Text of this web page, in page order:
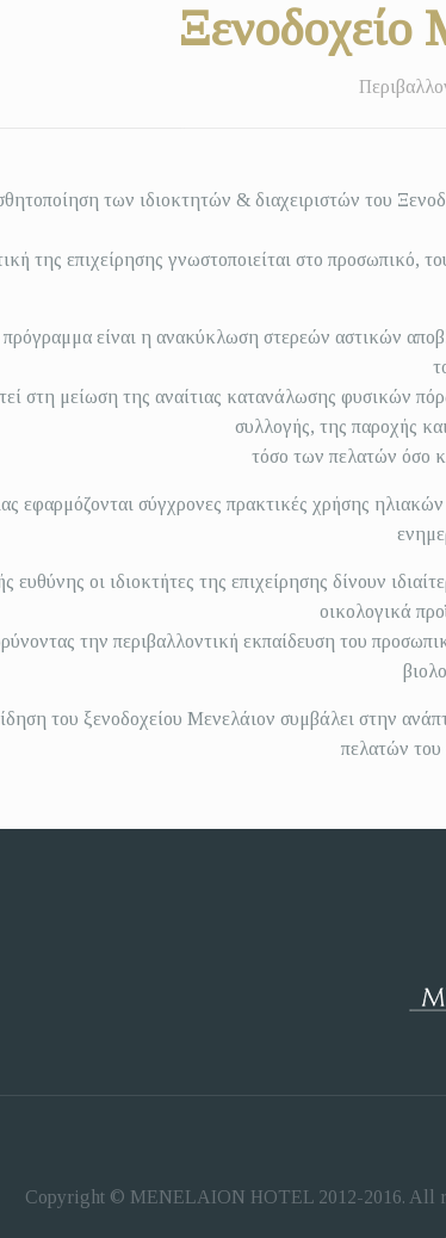
Ξενοδοχείο
των ιδιοκτητών & διαχειριστών του
της επιχείρησης γνωστοποιείται στο προσωπικό,
πρόγραμμα είναι η ανακύκλωση στερεών αστικών
στη μείωση της αναίτιας κατανάλωσης φυσικών
συλλογής, της παροχής
τόσο των πελατών όσο
εφαρμόζονται σύγχρονες πρακτικές χρήσης
ευθύνης οι ιδιοκτήτες της επιχείρησης δίνουν
οικολογικά
την περιβαλλοντική εκπαίδευση του
του ξενοδοχείου Μενελάιον συμβάλει στην
πελατών του
Copyright © MENELAION HOTEL 2012-2016. All